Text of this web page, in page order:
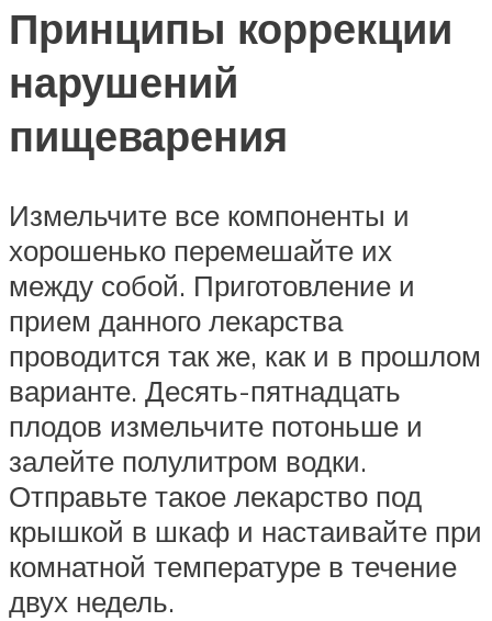
Принципы коррекции
нарушений
пищеварения
Измельчите все компоненты и
хорошенько перемешайте их
между собой. Приготовление и
прием данного лекарства
проводится так же, как и в прошлом
варианте. Десять-пятнадцать
плодов измельчите потоньше и
залейте полулитром водки.
Отправьте такое лекарство под
крышкой в шкаф и настаивайте при
комнатной температуре в течение
двух недель.